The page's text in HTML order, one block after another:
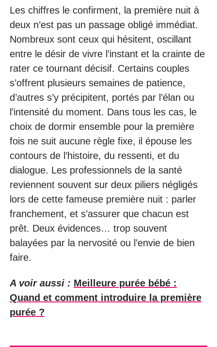
Les chiffres le confirment, la première nuit à
deux n’est pas un passage obligé immédiat.
Nombreux sont ceux qui hésitent, oscillant
entre le désir de vivre l’instant et la crainte de
rater ce tournant décisif. Certains couples
s’offrent plusieurs semaines de patience,
d’autres s’y précipitent, portés par l’élan ou
l’intensité du moment. Dans tous les cas, le
choix de dormir ensemble pour la première
fois ne suit aucune règle fixe, il épouse les
contours de l’histoire, du ressenti, et du
dialogue. Les professionnels de la santé
reviennent souvent sur deux piliers négligés
lors de cette fameuse première nuit : parler
franchement, et s’assurer que chacun est
prêt. Deux évidences… trop souvent
balayées par la nervosité ou l’envie de bien
faire.
A voir aussi : Meilleure purée bébé :
Quand et comment introduire la première
purée ?